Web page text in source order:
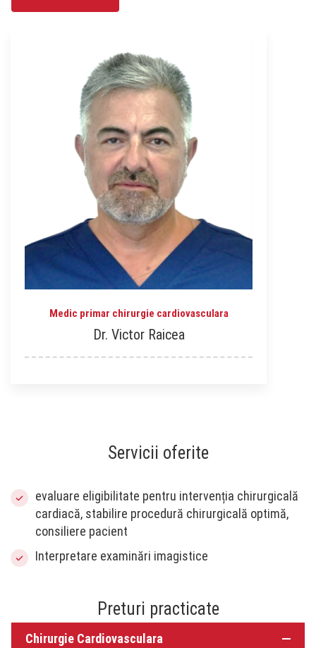
Medic primar chirurgie cardiovasculara
Dr. Victor Raicea
Servicii oferite
evaluare eligibilitate pentru intervenția chirurgicală
cardiacă, stabilire procedură chirurgicală optimă,
consiliere pacient
Interpretare examinări imagistice
Preturi practicate
Chirurgie Cardiovasculara